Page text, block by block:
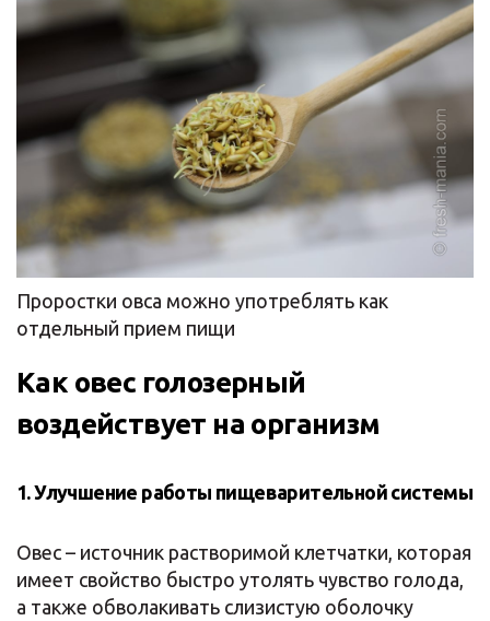
Проростки овса можно употреблять как
отдельный прием пищи
Как овес голозерный
воздействует на организм
1. Улучшение работы пищеварительной системы
Овес – источник растворимой клетчатки, которая
имеет свойство быстро утолять чувство голода,
а также обволакивать слизистую оболочку